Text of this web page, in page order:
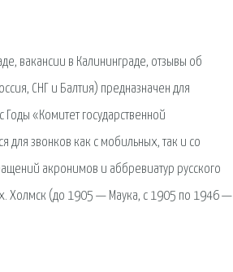
вакансии в Калининграде, отзывы об
СНГ и Балтия) предназначен для
«Комитет государственной
для звонков как с мобильных, так и со
акронимов и аббревиатур русского
Холмск (до 1905 — Маука, с 1905 по 1946 —